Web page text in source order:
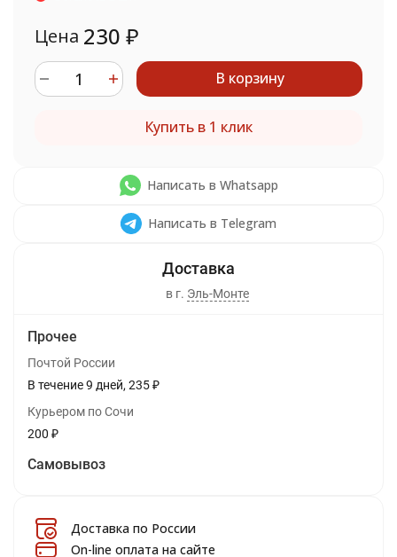
Цена 230 ₽
В корзину
Купить в 1 клик
Написать в Whatsapp
Написать в Telegram
в г. Эль-Монте
Прочее
Почтой России
В течение9 дней 235₽
Курьером по Сочи
200 ₽
Самовывоз
Доставка по России
On-line оплата на сайте